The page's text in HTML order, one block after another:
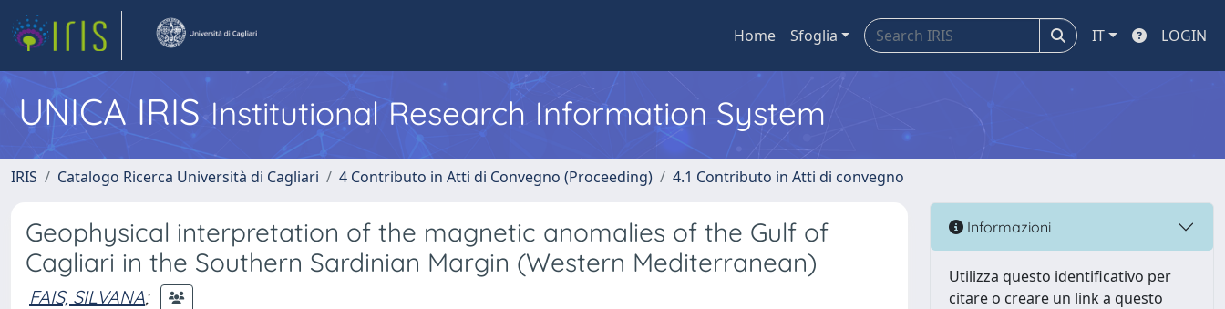
Home Sfoglia IT LOGIN
UNICA IRISInstitutional Research Information System
IRIS Catalogo Ricerca Università di Cagliari 4 Contributo in Atti di Convegno (Proceeding) 4.1 Contributo in Atti di convegno
Geophysical interpretation of the magnetic anomalies of the Gulf of
Cagliari in the Southern Sardinian Margin (Western Mediterranean)
FAIS, SILVANA;
Informazioni
Utilizza questo identificativo per
citare o creare un link a questo